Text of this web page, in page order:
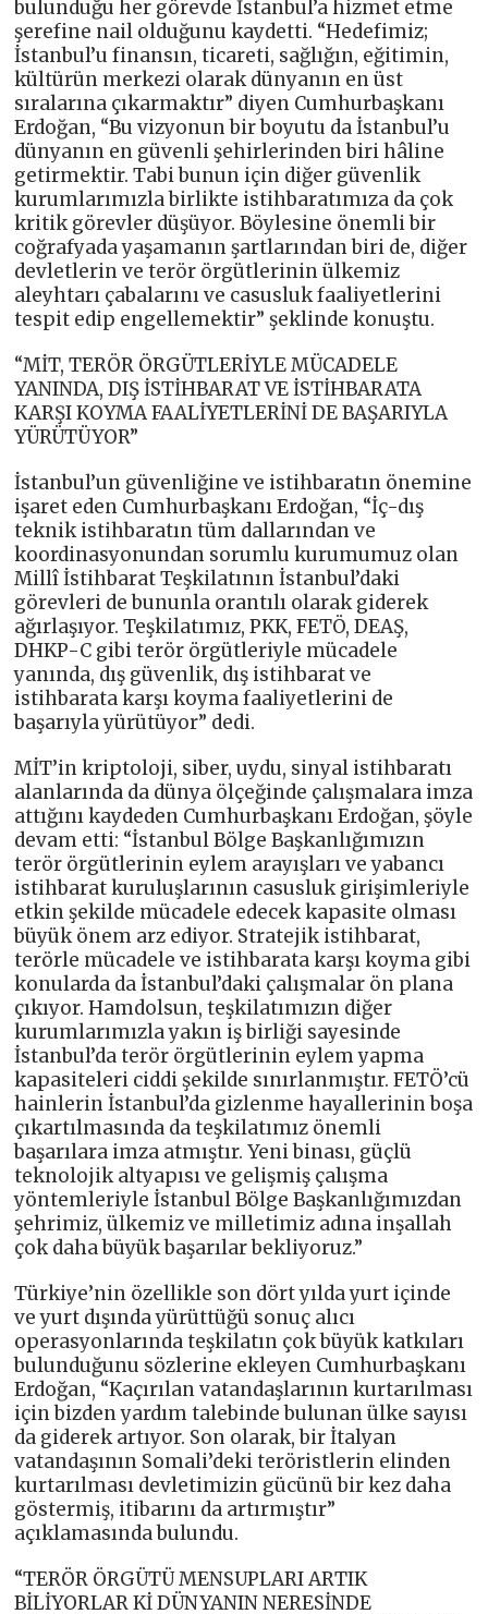
bulunduğu her görevde İstanbul’a hizmet etme
şerefine nail olduğunu kaydetti. “Hedefimiz;
İstanbul’u finansın, ticareti, sağlığın, eğitimin,
kültürün merkezi olarak dünyanın en üst
sıralarına çıkarmaktır” diyen Cumhurbaşkanı
Erdoğan, “Bu vizyonun bir boyutu da İstanbul’u
dünyanın en güvenli şehirlerinden biri hâline
getirmektir. Tabi bunun için diğer güvenlik
kurumlarımızla birlikte istihbaratımıza da çok
kritik görevler düşüyor. Böylesine önemli bir
coğrafyada yaşamanın şartlarından biri de, diğer
devletlerin ve terör örgütlerinin ülkemiz
aleyhtarı çabalarını ve casusluk faaliyetlerini
tespit edip engellemektir” şeklinde konuştu.
“MİT, TERÖR ÖRGÜTLERİYLE MÜCADELE
YANINDA, DIŞ İSTİHBARAT VE İSTİHBARATA
KARŞI KOYMA FAALİYETLERİNİ DE BAŞARIYLA
YÜRÜTÜYOR”
İstanbul’un güvenliğine ve istihbaratın önemine
işaret eden Cumhurbaşkanı Erdoğan, “İç-dış
teknik istihbaratın tüm dallarından ve
koordinasyonundan sorumlu kurumumuz olan
Millî İstihbarat Teşkilatının İstanbul’daki
görevleri de bununla orantılı olarak giderek
ağırlaşıyor. Teşkilatımız, PKK, FETÖ, DEAŞ,
DHKP-C gibi terör örgütleriyle mücadele
yanında, dış güvenlik, dış istihbarat ve
istihbarata karşı koyma faaliyetlerini de
başarıyla yürütüyor” dedi.
MİT’in kriptoloji, siber, uydu, sinyal istihbaratı
alanlarında da dünya ölçeğinde çalışmalara imza
attığını kaydeden Cumhurbaşkanı Erdoğan, şöyle
devam etti: “İstanbul Bölge Başkanlığımızın
terör örgütlerinin eylem arayışları ve yabancı
istihbarat kuruluşlarının casusluk girişimleriyle
etkin şekilde mücadele edecek kapasite olması
büyük önem arz ediyor. Stratejik istihbarat,
terörle mücadele ve istihbarata karşı koyma gibi
konularda da İstanbul’daki çalışmalar ön plana
çıkıyor. Hamdolsun, teşkilatımızın diğer
kurumlarımızla yakın iş birliği sayesinde
İstanbul’da terör örgütlerinin eylem yapma
kapasiteleri ciddi şekilde sınırlanmıştır. FETÖ’cü
hainlerin İstanbul’da gizlenme hayallerinin boşa
çıkartılmasında da teşkilatımız önemli
başarılara imza atmıştır. Yeni binası, güçlü
teknolojik altyapısı ve gelişmiş çalışma
yöntemleriyle İstanbul Bölge Başkanlığımızdan
şehrimiz, ülkemiz ve milletimiz adına inşallah
çok daha büyük başarılar bekliyoruz.”
Türkiye’nin özellikle son dört yılda yurt içinde
ve yurt dışında yürüttüğü sonuç alıcı
operasyonlarında teşkilatın çok büyük katkıları
bulunduğunu sözlerine ekleyen Cumhurbaşkanı
Erdoğan, “Kaçırılan vatandaşlarının kurtarılması
için bizden yardım talebinde bulunan ülke sayısı
da giderek artıyor. Son olarak, bir İtalyan
vatandaşının Somali’deki teröristlerin elinden
kurtarılması devletimizin gücünü bir kez daha
göstermiş, itibarını da artırmıştır”
açıklamasında bulundu.
“TERÖR ÖRGÜTÜ MENSUPLARI ARTIK
BİLİYORLAR Kİ DÜNYANIN NERESİNDE